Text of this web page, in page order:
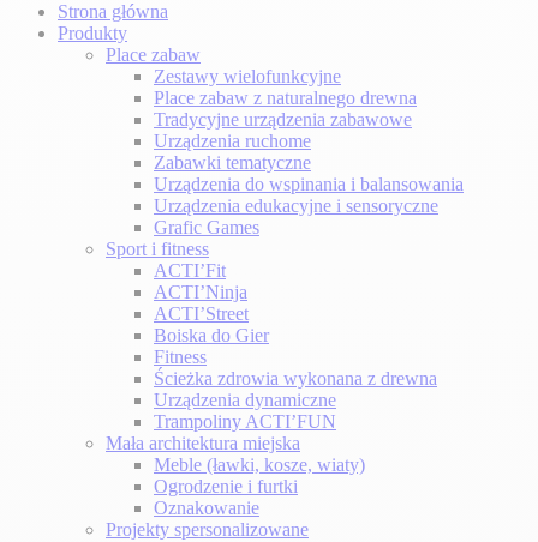
Strona główna
Produkty
Place zabaw
Zestawy wielofunkcyjne
Place zabaw z naturalnego drewna
Tradycyjne urządzenia zabawowe
Urządzenia ruchome
Zabawki tematyczne
Urządzenia do wspinania i balansowania
Urządzenia edukacyjne i sensoryczne
Grafic Games
Sport i fitness
ACTI’Fit
ACTI’Ninja
ACTI’Street
Boiska do Gier
Fitness
Ścieżka zdrowia wykonana z drewna
Urządzenia dynamiczne
Trampoliny ACTI’FUN
Mała architektura miejska
Meble (ławki, kosze, wiaty)
Ogrodzenie i furtki
Oznakowanie
Projekty spersonalizowane